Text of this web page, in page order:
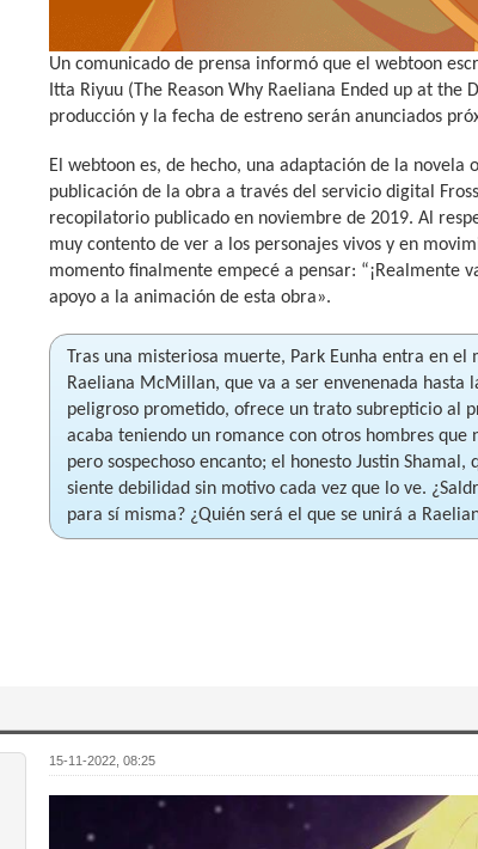
Un comunicado de prensa informó que el webtoon
Itta Riyuu (The Reason Why Raeliana Ended up at the
producción y la fecha de estreno serán anunciados
El webtoon es, de hecho, una adaptación de la
publicación de la obra a través del servicio digital
recopilatorio publicado en noviembre de 2019. Al
muy contento de ver a los personajes vivos y en
momento finalmente empecé a pensar: “¡Realmente
apoyo a la animación de esta obra».
Tras una misteriosa muerte, Park Eunha entra en
Raeliana McMillan, que va a ser envenenada
peligroso prometido, ofrece un trato subrepticio al
acaba teniendo un romance con otros hombres
pero sospechoso encanto; el honesto Justin
siente debilidad sin motivo cada vez que lo ve.
para sí misma? ¿Quién será el que se unirá a
15-11-2022, 08:25